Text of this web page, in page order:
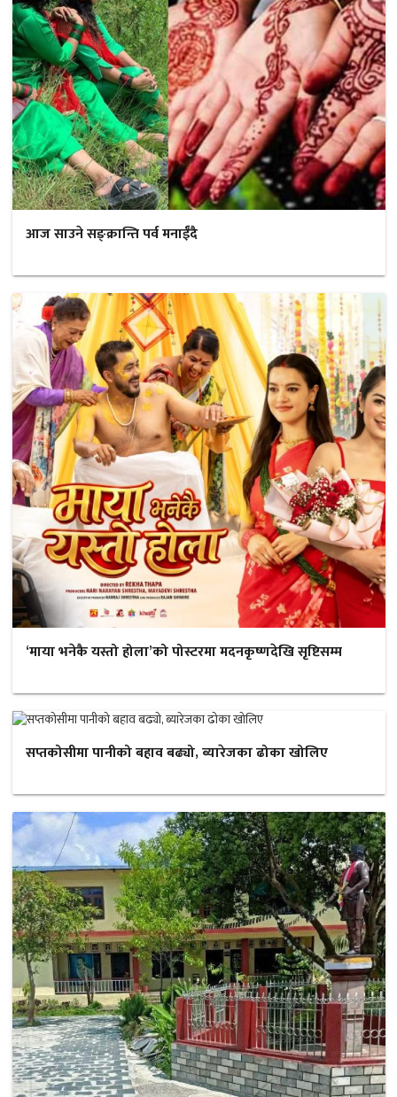
आज साउने सङ्क्रान्ति पर्व मनाईँदै
‘माया भनेकै यस्तो होला’को पोस्टरमा मदनकृष्णदेखि सृष्टिसम्म
सप्तकोसीमा पानीको बहाव बढ्यो, ब्यारेजका ढोका खोलिए